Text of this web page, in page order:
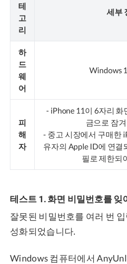
테
고
리
세부
하
드
웨
어
Windows
피
해
자
- iPhone 11이 6자리
금으로 잠
- 중고 시장에서 구매한
유자의 Apple ID에 연
필로 제한되
테스트 1. 화면 비밀번호를 잊
잘못된 비밀번호를 여러 번
성화되었습니다.
Windows 컴퓨터에서